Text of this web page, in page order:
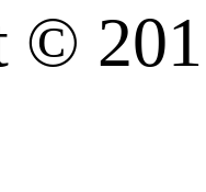
©